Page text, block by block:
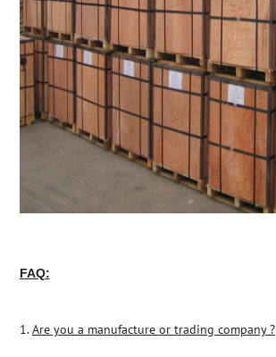
FAQ:
1.Are you a manufacture or trading company ?